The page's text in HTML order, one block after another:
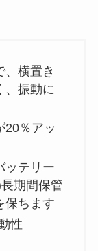
、横置き
、振動に
20％アッ
ッテリー
期間保管
保ちます
性